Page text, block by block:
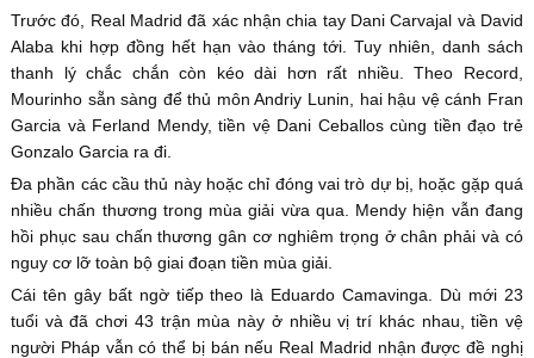
Trước đó, Real Madrid đã xác nhận chia tay Dani Carvajal và David
Alaba khi hợp đồng hết hạn vào tháng tới. Tuy nhiên, danh sách
thanh lý chắc chắn còn kéo dài hơn rất nhiều. Theo Record,
Mourinho sẵn sàng để thủ môn Andriy Lunin, hai hậu vệ cánh Fran
Garcia và Ferland Mendy, tiền vệ Dani Ceballos cùng tiền đạo trẻ
Gonzalo Garcia ra đi.
Đa phần các cầu thủ này hoặc chỉ đóng vai trò dự bị, hoặc gặp quá
nhiều chấn thương trong mùa giải vừa qua. Mendy hiện vẫn đang
hồi phục sau chấn thương gân cơ nghiêm trọng ở chân phải và có
nguy cơ lỡ toàn bộ giai đoạn tiền mùa giải.
Cái tên gây bất ngờ tiếp theo là Eduardo Camavinga. Dù mới 23
tuổi và đã chơi 43 trận mùa này ở nhiều vị trí khác nhau, tiền vệ
người Pháp vẫn có thể bị bán nếu Real Madrid nhận được đề nghị